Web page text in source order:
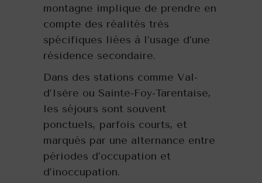
montagne implique de prendre en
compte des réalités très
spécifiques liées à l’usage d’une
résidence secondaire.
Dans des stations comme Val-
d’Isère ou Sainte-Foy-Tarentaise,
les séjours sont souvent
ponctuels, parfois courts, et
marqués par une alternance entre
périodes d’occupation et
d’inoccupation.